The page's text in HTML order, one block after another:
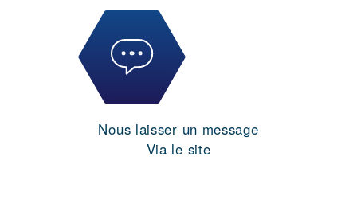
Nous laisser un message
Via le site